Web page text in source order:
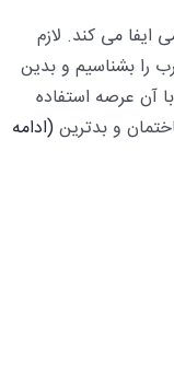
ایفا می کند. لازم
را بشناسیم و بدین
آن عرصه استفاده
و بدترین(ادامه